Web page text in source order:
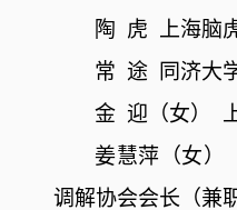
陶 虎
上海脑
常 途
同济大
金 迎（女）
姜慧萍（女）
调解协会会长（兼